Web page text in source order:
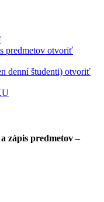
predmetov otvoriť
denní študenti) otvoriť
zápis predmetov –